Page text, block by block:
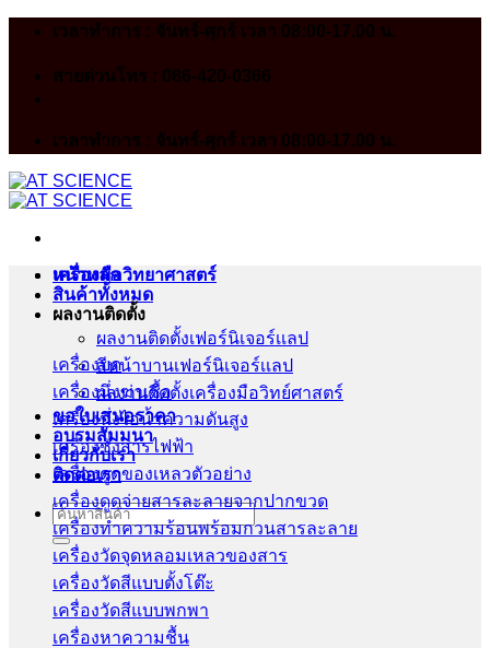
Skip
เวลาทำการ : จันทร์-ศุกร์ เวลา 08:00-17.00 น.
สายด่วนโทร : 086-420-0366
เวลาทำการ : จันทร์-ศุกร์ เวลา 08:00-17.00 น.
หน้าหลัก
สินค้าทั้งหมด
ผลงานติดตั้ง
ผลงานติดตั้งเฟอร์นิเจอร์เเลป
สีหน้าบานเฟอร์นิเจอร์เเลป
ผลงานติดตั้งเครื่องมือวิทย์ศาสตร์
ขอใบเสนอราคา
อบรมสัมมนา
เกี่ยวกับเรา
ติดต่อเรา
Search
for:
เครื่องมือวิทยาศาสตร์
เครื่องบด
เครื่องนึ่งฆ่าเชื้อ
เครื่องนึ่งไอน้ำความดันสูง
เครื่องชั่งสารไฟฟ้า
เครื่องดูดของเหลวตัวอย่าง
เครื่องดูดจ่ายสารละลายจากปากขวด
เครื่องทำความร้อนพร้อมกวนสารละลาย
เครื่องวัดจุดหลอมเหลวของสาร
เครื่องวัดสีแบบตั้งโต๊ะ
เครื่องวัดสีแบบพกพา
เครื่องหาความชื้น